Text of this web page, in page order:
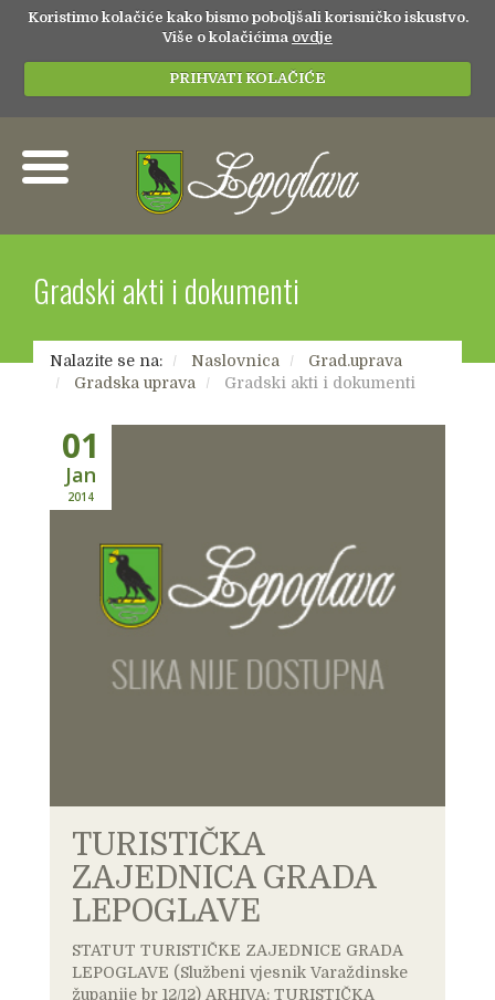
Koristimo kolačiće kako bismo poboljšali korisničko iskustvo.
Više o kolačićima ovdje
PRIHVATI KOLAČIĆE
Gradski akti i dokumenti
Nalazite se na: Naslovnica
Grad.uprava
Gradska uprava
Gradski akti i dokumenti
01
Jan
2014
TURISTIČKA
ZAJEDNICA GRADA
LEPOGLAVE
STATUT TURISTIČKE ZAJEDNICE GRADA
LEPOGLAVE (Službeni vjesnik Varaždinske
županije br 12/12) ARHIVA: TURISTIČKA